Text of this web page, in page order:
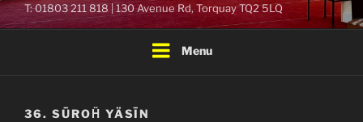
T: 01803 211 818 | 130 Avenue Rd, Torquay TQ2 5LQ
Menu
36. SŪROḦ YÄSĪN